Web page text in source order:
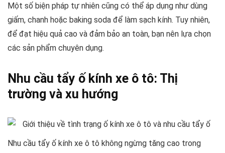
Một số biện pháp tự nhiên cũng có thể áp dụng như dùng
giấm, chanh hoặc baking soda để làm sạch kính. Tuy nhiên,
để đạt hiệu quả cao và đảm bảo an toàn, bạn nên lựa chọn
các sản phẩm chuyên dụng.
Nhu cầu tẩy ố kính xe ô tô: Thị
trường và xu hướng
Nhu cầu tẩy ố kính xe ô tô không ngừng tăng cao trong